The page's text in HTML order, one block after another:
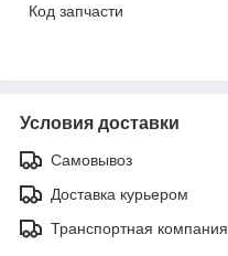
Код запчасти
Условия доставки
Самовывоз
Доставка курьером
Транспортная компания